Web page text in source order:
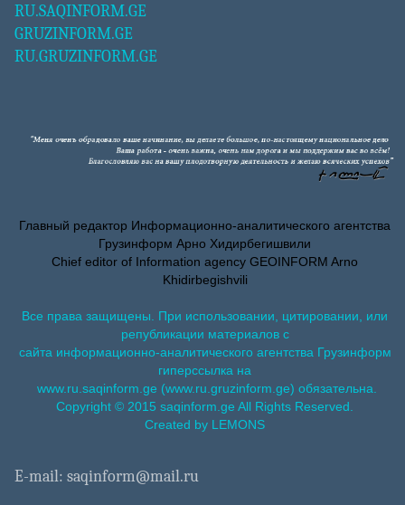
RU.SAQINFORM.GE
GRUZINFORM.GE
RU.GRUZINFORM.GE
Главный редактор Информационно-аналитического агентства
Грузинформ Арно Хидирбегишвили
Chief editor of Information agency GEOINFORM Arno
Khidirbegishvili
Все права защищены. При использовании, цитировании, или
републикации материалов с
сайта информационно-аналитического агентства Грузинформ
гиперссылка на
www.ru.saqinform.ge (www.ru.gruzinform.ge) обязательна.
Copyright © 2015 saqinform.ge All Rights Reserved.
Created by LEMONS
E-mail: saqinform@mail.ru